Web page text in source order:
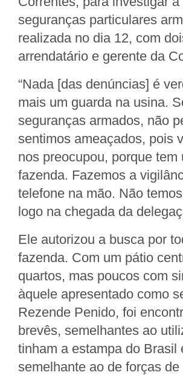
seguranças particulares
realizada no dia 12, com
arrendatário e gerente da
“Nada [das denúncias] é
mais um guarda na usina.
seguranças armados, não
sentimos ameaçados, pois
nos preocupou, porque
fazenda. Fazemos a
telefone na mão. Não
logo na chegada da
Ele autorizou a busca por
fazenda. Com um pátio
quartos, mas poucos com
àquele apresentado como
Rezende Penido, foi
brevês, semelhantes ao
tinham a estampa do
semelhante ao de forças de